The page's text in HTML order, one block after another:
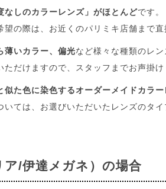
なしのカラーレンズ」がほとんどです。
の際は、お近くのパリミキ店舗まで直
薄いカラー、偏光など様々な種類のレン
だけますので、スタッフまでお声掛け
似た色に染色するオーダーメイドカラ
ては、お選びいただいたレンズのタ
/伊達メガネ）の場合